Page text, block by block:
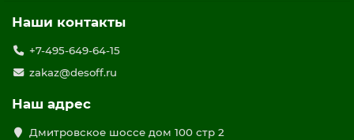
Наши контакты
+7-495-649-64-15
zakaz@desoff.ru
Наш адрес
Дмитровское шоссе дом 100 стр 2